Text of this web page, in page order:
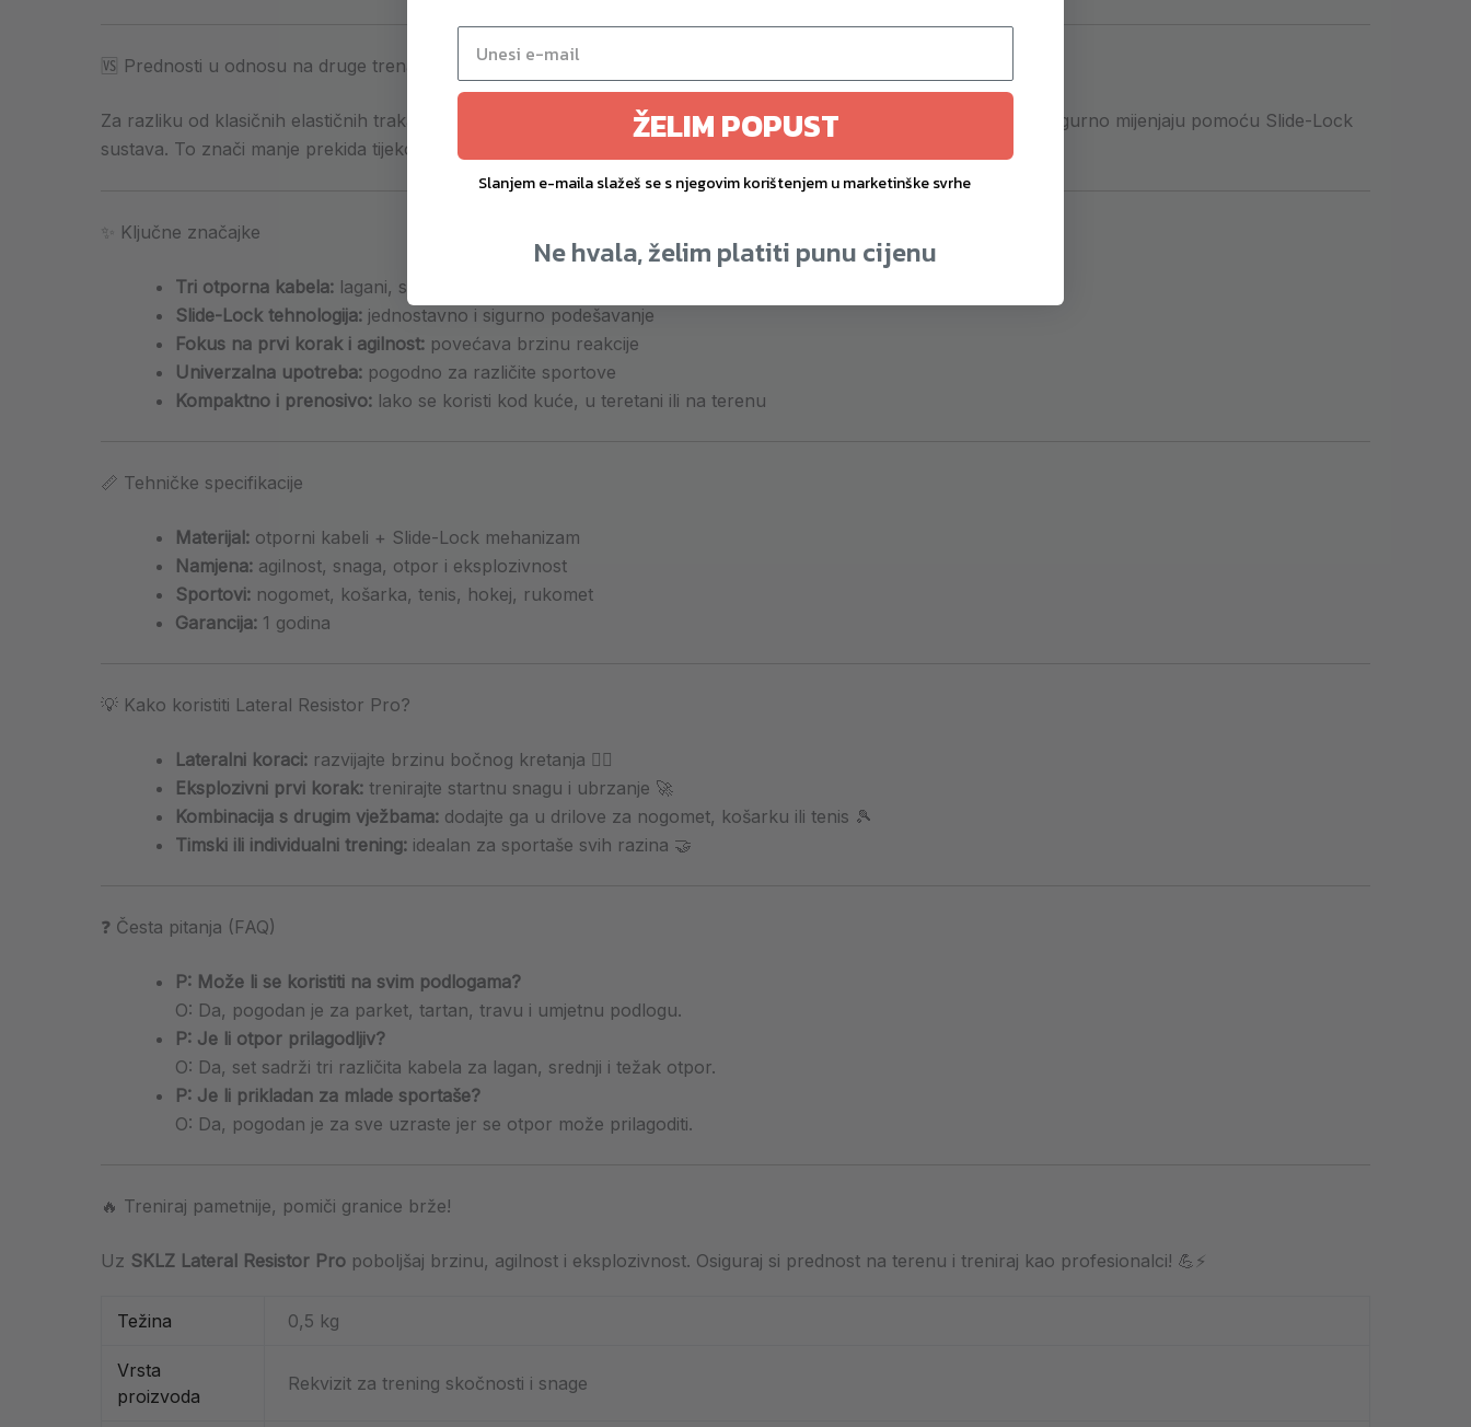
🆚 Prednosti u odnosu na druge trenažere
Za razliku od klasičnih elastičnih traka,
koristi tri kabela različitog otpora koji se jednostavno i sigurno mijenjaju pomoću Slide-Lock
sustava. To znači manje prekida tijekom treninga i veću sigurnost pri izvođenju zahtjevnih vježbi. 💡
✨ Ključne značajke
Tri otporna kabela: lagani, srednji i teški otpor
Slide-Lock tehnologija: jednostavno i sigurno podešavanje
Fokus na prvi korak i agilnost: povećava brzinu reakcije
Univerzalna upotreba: pogodno za različite sportove
Kompaktno i prenosivo: lako se koristi kod kuće, u teretani ili na terenu
📏 Tehničke specifikacije
Materijal: otporni kabeli + Slide-Lock mehanizam
Namjena: agilnost, snaga, otpor i eksplozivnost
Sportovi: nogomet, košarka, tenis, hokej, rukomet
Garancija: 1 godina
💡 Kako koristiti Lateral Resistor Pro?
Lateralni koraci: razvijajte brzinu bočnog kretanja 🏃‍♂️
Eksplozivni prvi korak: trenirajte startnu snagu i ubrzanje 🚀
Kombinacija s drugim vježbama: dodajte ga u drilove za nogomet, košarku ili tenis 🎾
Timski ili individualni trening: idealan za sportaše svih razina 🤝
❓ Česta pitanja (FAQ)
P: Može li se koristiti na svim podlogama?
O: Da, pogodan je za parket, tartan, travu i umjetnu podlogu.
P: Je li otpor prilagodljiv?
O: Da, set sadrži tri različita kabela za lagan, srednji i težak otpor.
P: Je li prikladan za mlade sportaše?
O: Da, pogodan je za sve uzraste jer se otpor može prilagoditi.
🔥 Treniraj pametnije, pomiči granice brže!
Uz SKLZ Lateral Resistor Pro poboljšaj brzinu, agilnost i eksplozivnost. Osiguraj si prednost na terenu i treniraj kao profesionalci! 💪⚡
Težina 0,5 kg
Vrsta
proizvoda
Rekvizit za trening skočnosti i snage
ŽELIM POPUST
Slanjem e-maila slažeš se s njegovim korištenjem u marketinške svrhe
Ne hvala, želim platiti punu cijenu